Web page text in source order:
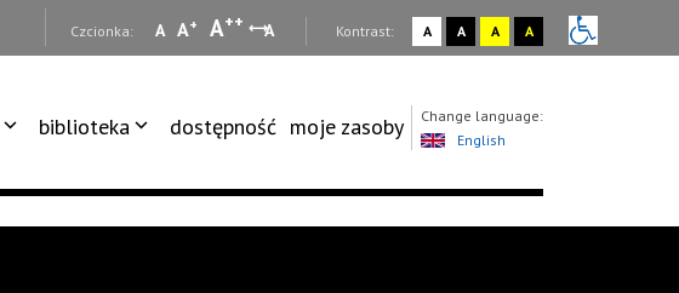
Czcionka: A A+ A++ A Kontrast: A A A A
biblioteka dostępność moje zasoby
Change language:
English